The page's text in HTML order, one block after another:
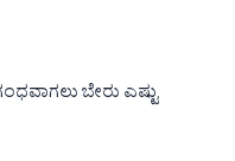
ಬೇರು ಎಷ್ಟು